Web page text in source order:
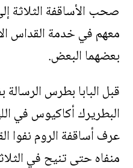
صحب الأساقفة الثلاثة
معهم في خدمة القداس
بعضهما البعض.
قبل البابا بطرس
البطريرك أكاكيوس في
عرف أساقفة الروم نفوا
منفاه حتى تنيح في